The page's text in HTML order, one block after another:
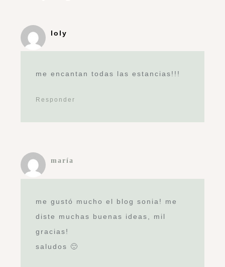
loly
me encantan todas las estancias!!!
Responder
maría
me gustó mucho el blog sonia! me
diste muchas buenas ideas, mil
gracias!
saludos 🙂